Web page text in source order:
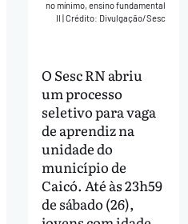
no mínimo, ensino fundamental
II Crédito: Divulgação/Sesc
O Sesc RN abriu
um processo
seletivo para vaga
de aprendiz na
unidade do
município de
Caicó. Até às 23h59
de sábado (26),